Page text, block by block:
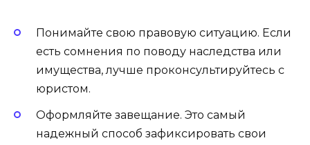
Понимайте свою правовую ситуацию. Если
есть сомнения по поводу наследства или
имущества, лучше проконсультируйтесь с
юристом.
Оформляйте завещание. Это самый
надежный способ зафиксировать свои